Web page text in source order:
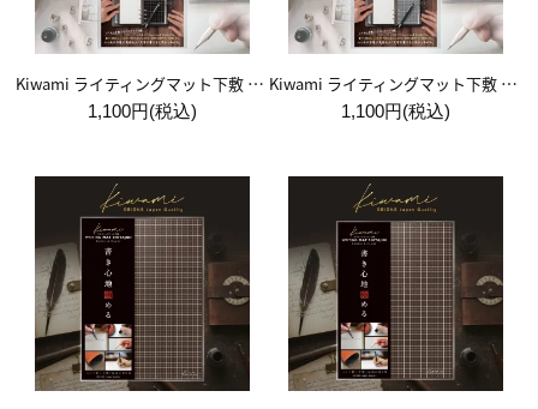
Kiwami ライティングマット下敷 システム手帳バイブルサイズ【黒】
1,100円(税込)
Kiwami ライティングマット下敷 システム手帳バイブルサイズ【月影】
1,100円(税込)